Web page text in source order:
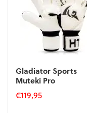
Gladiator Sports
Muteki Pro
€119,95